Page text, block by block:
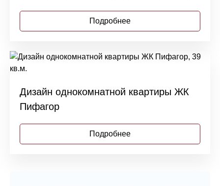
Подробнее
Дизайн однокомнатной квартиры ЖК
Пифагор
Подробнее